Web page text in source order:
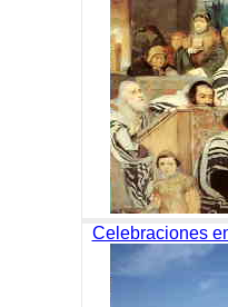
Celebraciones